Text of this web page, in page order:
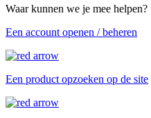
Waar kunnen we je mee helpen?
Een account openen / beheren
Een product opzoeken op de site